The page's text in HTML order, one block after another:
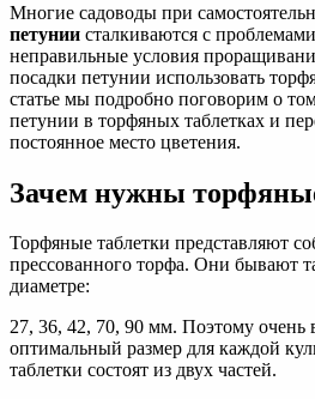
Многие садоводы при
петунии сталкиваются с
неправильные условия
посадки петунии использовать
статье мы подробно поговорим о
петунии в торфяных таблетках и
постоянное место цветения.
Зачем нужны
Торфяные таблетки представляют
прессованного торфа. Они бывают
диаметре:
27, 36, 42, 70, 90 мм. Поэтому очень
оптимальный размер для каждой
таблетки состоят из двух частей.